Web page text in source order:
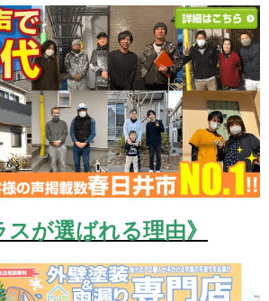
スが選ばれる理由》